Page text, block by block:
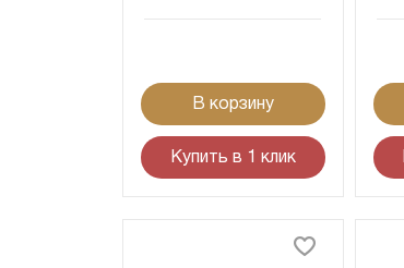
В корзину
Купить в 1 клик